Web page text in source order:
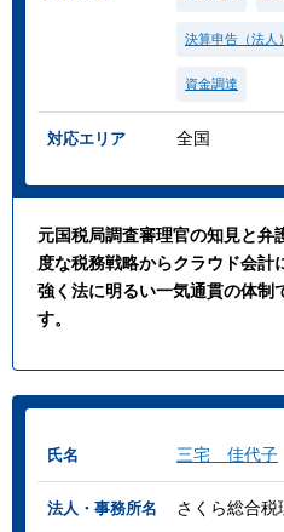
決算申告（法人）
資金調達
対応エリア 全国
元国税局調査審理官の知見と弁
度な税務戦略からクラウド会計
強く法に明るい一気通貫の体制
す。
氏名 三宅 佳代子
法人・事務所名 さくら総合税